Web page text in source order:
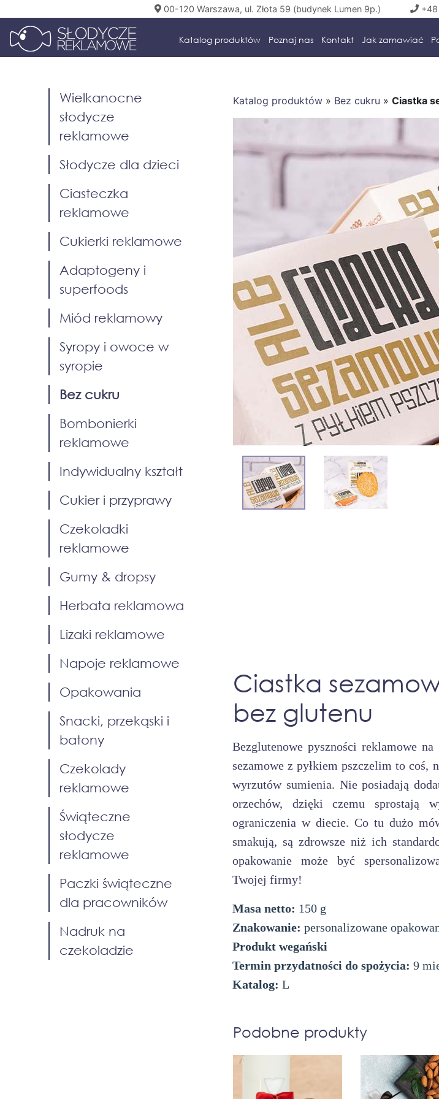
00-120 Warszawa, ul. Złota 59 (budynek Lumen 9p.)
Katalog produktów Poznaj nas Kontakt Jak zamawiać
Wielkanocne
słodycze
reklamowe
Słodycze dla dzieci
Ciasteczka
reklamowe
Cukierki reklamowe
Adaptogeny i
superfoods
Miód reklamowy
Syropy i owoce w
syropie
Bez cukru
Bombonierki
reklamowe
Indywidualny kształt
Cukier i przyprawy
Czekoladki
reklamowe
Gumy & dropsy
Herbata reklamowa
Lizaki reklamowe
Napoje reklamowe
Opakowania
Snacki, przekąski i
batony
Czekolady
reklamowe
Świąteczne
słodycze
reklamowe
Paczki świąteczne
dla pracowników
Nadruk na
czekoladzie
Katalog produktów » Bez cukru » Ciastka
Ciastka
bez glutenu
Bezglutenowe pyszności reklamowe
sezamowe z pyłkiem pszczelim to coś,
wyrzutów sumienia. Nie posiadają
orzechów, dzięki czemu sprostają
ograniczenia w diecie. Co tu dużo
smakują, są zdrowsze niż ich
opakowanie może być
Twojej firmy!
Masa netto: 150 g
Znakowanie: personalizowane
Produkt wegański
Termin przydatności do spożycia: 9
Katalog: L
Podobne produkty